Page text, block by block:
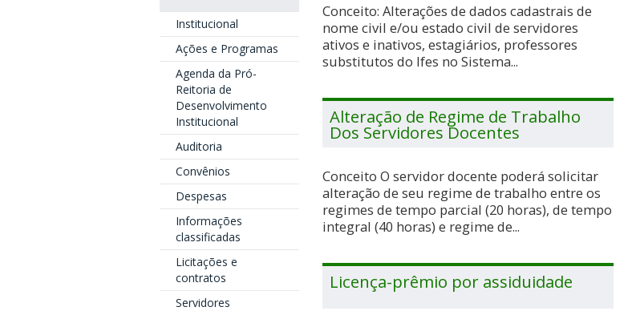
Institucional
Ações e Programas
Agenda da Pró-
Reitoria de
Desenvolvimento
Institucional
Auditoria
Convênios
Despesas
Informações
classificadas
Licitações e
contratos
Servidores
Conceito: Alterações de dados cadastrais de
nome civil e/ou estado civil de servidores
ativos e inativos, estagiários, professores
substitutos do Ifes no Sistema...
Alteração de Regime de Trabalho
Dos Servidores Docentes
Conceito O servidor docente poderá solicitar
alteração de seu regime de trabalho entre os
regimes de tempo parcial (20 horas), de tempo
integral (40 horas) e regime de...
Licença-prêmio por assiduidade